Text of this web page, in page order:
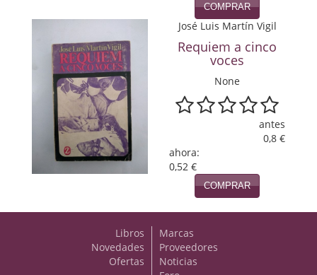
COMPRAR
José Luis Martín Vigil
Requiem a cinco
voces
None
antes
0,8 €
ahora:
0,52 €
COMPRAR
Libros
Novedades
Ofertas
Marcas
Proveedores
Noticias